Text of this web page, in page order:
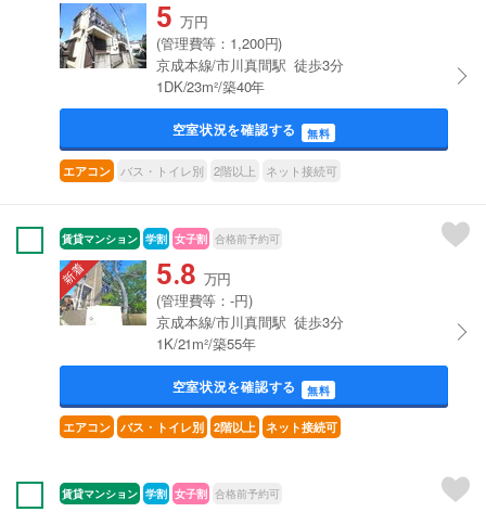
5 万円
(管理費等：1,200円)
京成本線/市川真間駅 徒歩3分
1DK/23m²/築40年
空室状況を確認する 無料
エアコン バス・トイレ別 2階以上 ネット接続可
賃貸マンション 学割 女子割 合格前予約可
5.8 万円
(管理費等：-円)
京成本線/市川真間駅 徒歩3分
1K/21m²/築55年
空室状況を確認する 無料
エアコン バス・トイレ別 2階以上 ネット接続可
賃貸マンション 学割 女子割 合格前予約可